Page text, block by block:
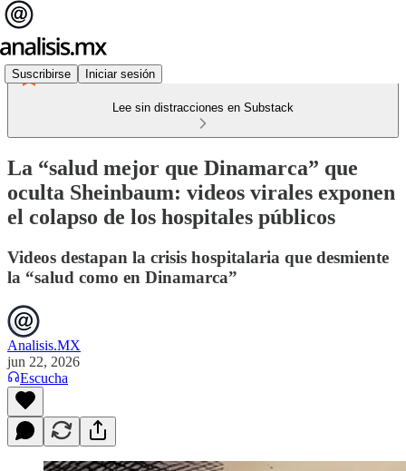
Suscribirse Iniciar sesión
Lee sin distracciones en Substack
La “salud mejor que Dinamarca” que
oculta Sheinbaum: videos virales exponen
el colapso de los hospitales públicos
Videos destapan la crisis hospitalaria que desmiente
la “salud como en Dinamarca”
Analisis.MX
jun 22, 2026
Escucha